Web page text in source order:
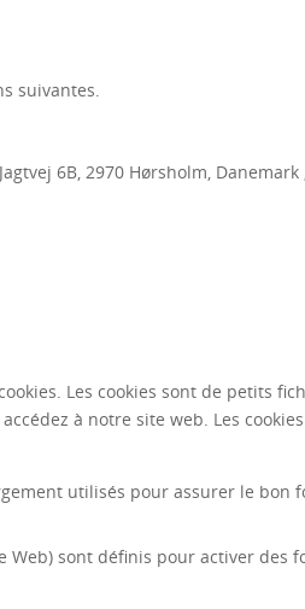
suivantes.
6B, 2970 Hørsholm, Danemark
Les cookies sont de petits
à notre site web. Les
utilisés pour assurer le bon
sont définis pour activer des